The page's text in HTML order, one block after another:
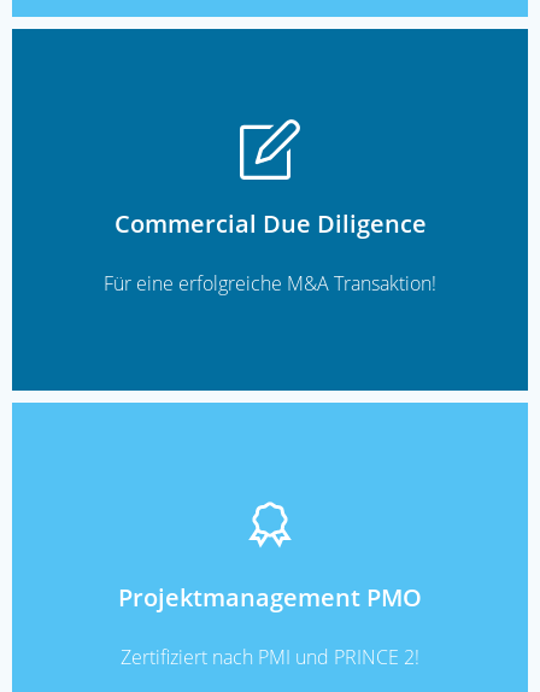
Commercial Due Diligence
Für eine erfolgreiche M&A Transaktion!
Projektmanagement PMO
Zertifiziert nach PMI und PRINCE 2!